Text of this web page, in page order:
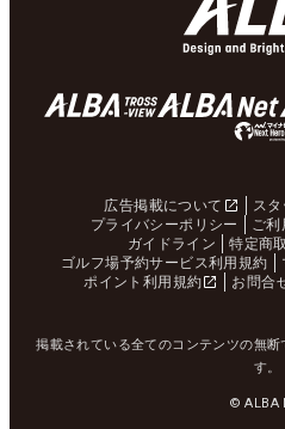
広告掲載について ス
プライバシーポリシー
ご利
ガイドライン
特定商
ゴルフ場予約サービス利用規約
ポイント利用規約
お問合
掲載されている全てのコンテンツの無
す。
© ALBA